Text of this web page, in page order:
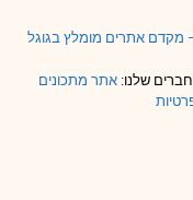
– מקדם אתרים מומלץ בגוגל
אתר מתכונים